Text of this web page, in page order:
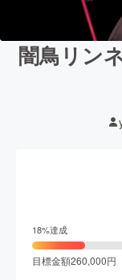
闇鳥リン
18%達成
目標金額260,000円